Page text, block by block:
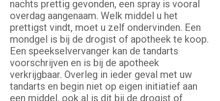
nachts prettig gevonden, een spray is vooral
overdag aangenaam. Welk middel u het
prettigst vindt, moet u zelf ondervinden. Een
mondgel is bij de drogist of apotheek te koop.
Een speekselvervanger kan de tandarts
voorschrijven en is bij de apotheek
verkrijgbaar. Overleg in ieder geval met uw
tandarts en begin niet op eigen initiatief aan
een middel, ook al is dit bij de drogist of